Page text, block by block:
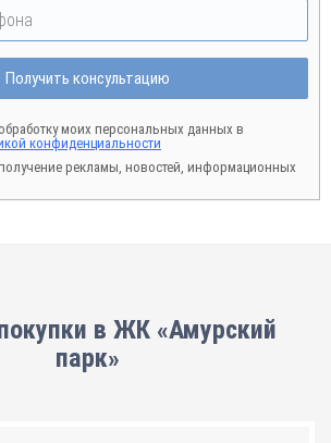
Получить консультацию
моих персональных данных в
конфиденциальности
рекламы, новостей, информационных
в ЖК «Амурский
парк»